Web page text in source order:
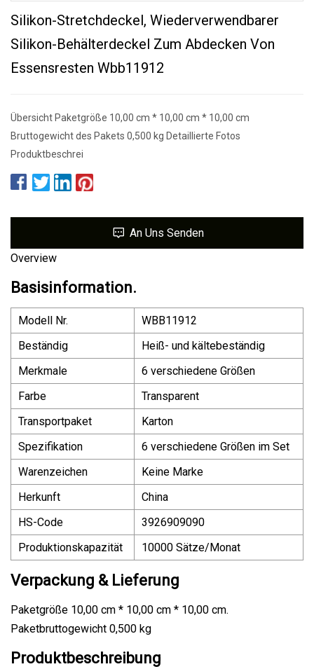
Silikon-Stretchdeckel, Wiederverwendbarer
Silikon-Behälterdeckel Zum Abdecken Von
Essensresten Wbb11912
Übersicht Paketgröße 10,00 cm * 10,00 cm * 10,00 cm
Bruttogewicht des Pakets 0,500 kg Detaillierte Fotos
Produktbeschrei
An Uns Senden
Overview
Basisinformation.
Modell Nr.
WBB11912
Beständig
Heiß- und kältebeständig
Merkmale
6 verschiedene Größen
Farbe
Transparent
Transportpaket
Karton
Spezifikation
6 verschiedene Größen im Set
Warenzeichen
Keine Marke
Herkunft
China
HS-Code
3926909090
Produktionskapazität
10000 Sätze/Monat
Verpackung & Lieferung
Paketgröße 10,00 cm * 10,00 cm * 10,00 cm.
Paketbruttogewicht 0,500 kg
Produktbeschreibung